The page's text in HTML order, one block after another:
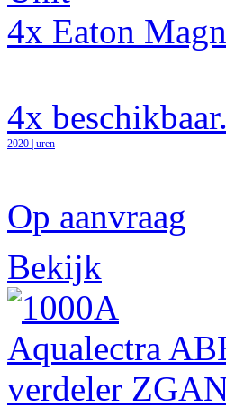
4x Eaton
4x
2020 | uren
Op aanvraag
Bekijk